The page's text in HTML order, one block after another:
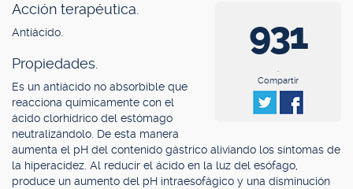
931
.
Compartir
Acción terapéutica.
Antiácido.
Propiedades.
Es un antiácido no absorbible que
reacciona químicamente con el
ácido clorhídrico del estómago
neutralizándolo. De esta manera
aumenta el pH del contenido gástrico aliviando los síntomas de
la hiperacidez. Al reducir el ácido en la luz del esófago,
produce un aumento del pH intraesofágico y una disminución